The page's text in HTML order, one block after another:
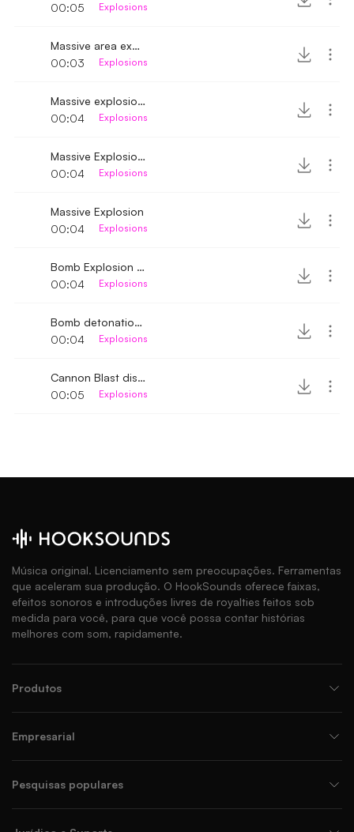
00:05
Explosions
Massive area explosion 2
00:03
Explosions
Massive explosion near
00:04
Explosions
Massive Explosion distant
00:04
Explosions
Massive Explosion
00:04
Explosions
Bomb Explosion near 3
00:04
Explosions
Bomb detonation 3
00:04
Explosions
Cannon Blast distant
00:05
Explosions
Música original. Licenciamento sem preocupações. Ferramentas
que aceleram sua produção. O HookSounds oferece faixas,
efeitos sonoros e introduções livres de royalties feitos sob
medida para você, para que você possa contar histórias
melhores com som, rapidamente.
Produtos
Empresarial
Pesquisas populares